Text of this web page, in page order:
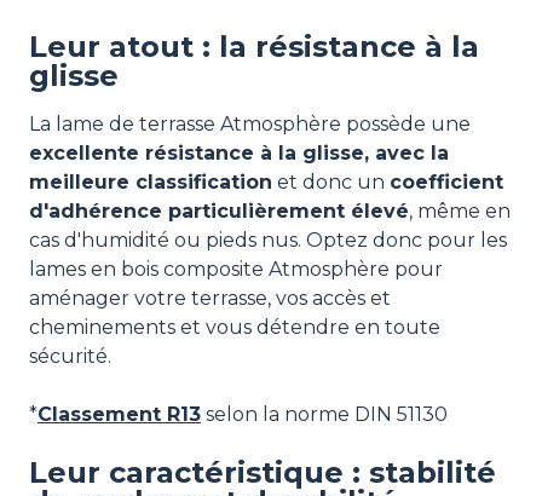
Leur atout : la résistance à la
glisse
La lame de terrasse Atmosphère possède une
excellente résistance à la glisse, avec la
meilleure classification et donc un coefficient
d'adhérence particulièrement élevé, même en
cas d'humidité ou pieds nus. Optez donc pour les
lames en bois composite Atmosphère pour
aménager votre terrasse, vos accès et
cheminements et vous détendre en toute
sécurité.
*Classement R13 selon la norme DIN 51130
Leur caractéristique : stabilité